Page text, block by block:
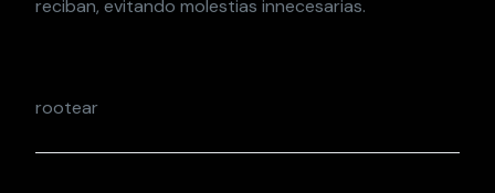
reciban, evitando molestias innecesarias.
rootear